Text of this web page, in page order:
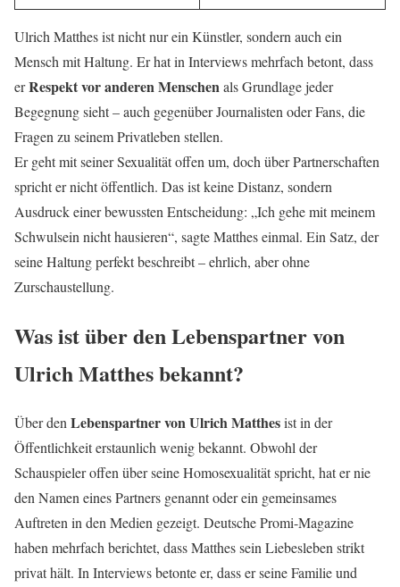
Ulrich Matthes ist nicht nur ein Künstler, sondern auch ein
Mensch mit Haltung. Er hat in Interviews mehrfach betont, dass
erRespekt vor anderen Menschenals Grundlage jeder
Begegnung sieht – auch gegenüber Journalisten oder Fans, die
Fragen zu seinem Privatleben stellen.
Er geht mit seiner Sexualität offen um, doch über Partnerschaften
spricht er nicht öffentlich. Das ist keine Distanz, sondern
Ausdruck einer bewussten Entscheidung: „Ich gehe mit meinem
Schwulsein nicht hausieren“, sagte Matthes einmal. Ein Satz, der
seine Haltung perfekt beschreibt – ehrlich, aber ohne
Zurschaustellung.
Was ist über den Lebenspartner von
Ulrich Matthes bekannt?
Über den Lebenspartner von Ulrich Matthesist in der
Öffentlichkeit erstaunlich wenig bekannt. Obwohl der
Schauspieler offen über seine Homosexualität spricht, hat er nie
den Namen eines Partners genannt oder ein gemeinsames
Auftreten in den Medien gezeigt. Deutsche Promi-Magazine
haben mehrfach berichtet, dass Matthes sein Liebesleben strikt
privat hält. In Interviews betonte er, dass er seine Familie und